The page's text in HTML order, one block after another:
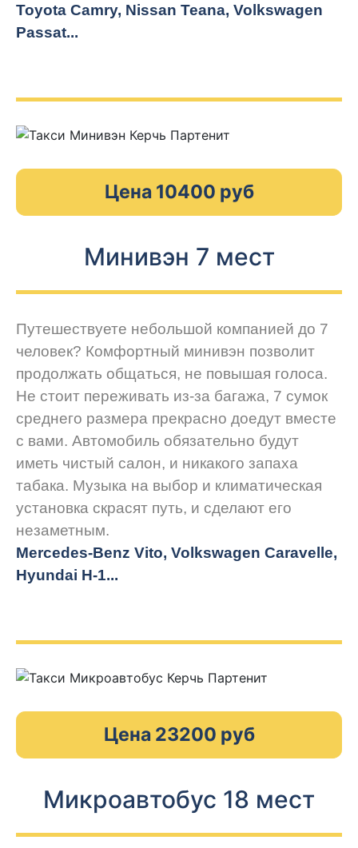
Toyota Camry, Nissan Teana, Volkswagen
Passat...
Цена 10400 руб
Минивэн 7 мест
Путешествуете небольшой компанией до 7
человек? Комфортный минивэн позволит
продолжать общаться, не повышая голоса.
Не стоит переживать из-за багажа, 7 сумок
среднего размера прекрасно доедут вместе
с вами. Автомобиль обязательно будут
иметь чистый салон, и никакого запаха
табака. Музыка на выбор и климатическая
установка скрасят путь, и сделают его
незаметным.
Mercedes-Benz Vito, Volkswagen Caravelle,
Hyundai H-1...
Цена 23200 руб
Микроавтобус 18 мест